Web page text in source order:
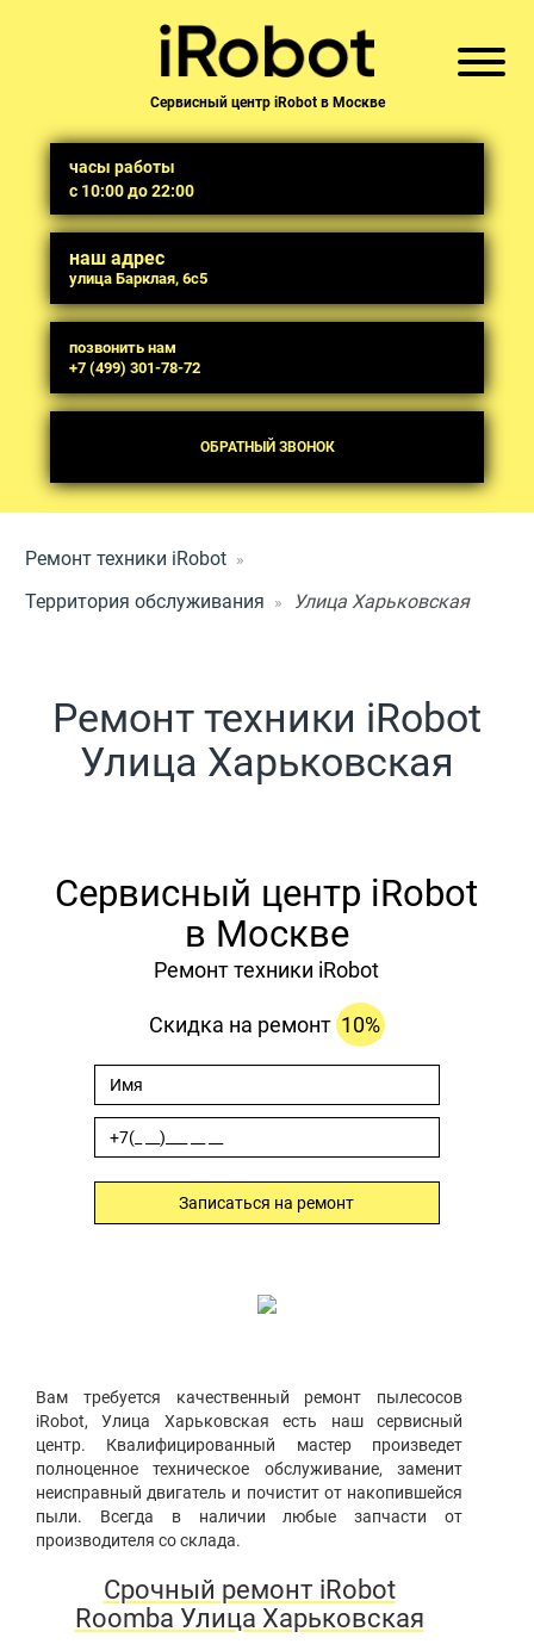
Сервисный центр iRobot в Москве
часы работы
с 10:00 до 22:00
наш адрес
улица Барклая, 6с5
позвонить нам
+7 (499) 301-78-72
ОБРАТНЫЙ ЗВОНОК
Ремонт техники iRobot
Территория обслуживания
Улица Харьковская
Ремонт техники iRobot
Улица Харьковская
Сервисный центр iRobot
в Москве
Ремонт техники iRobot
Скидка на ремонт 10%
Записаться на ремонт
Вам требуется качественный ремонт пылесосов
iRobot, Улица Харьковская есть наш сервисный
центр. Квалифицированный мастер произведет
полноценное техническое обслуживание, заменит
неисправный двигатель и почистит от накопившейся
пыли. Всегда в наличии любые запчасти от
производителя со склада.
Срочный ремонт iRobot
Roomba Улица Харьковская